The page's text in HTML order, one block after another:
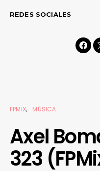
REDES SOCIALES
FPMIX MÚSICA
Axel
323